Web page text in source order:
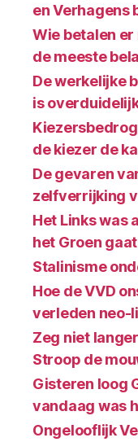
en Verhagens
Wie betalen er
de meeste
De werkelijke
is
de kiezer de
De gevaren
zelfverrijking
Het Links was
het Groen
Stalinisme
Hoe de VVD
verleden neo-
Zeg niet
Stroop de
Gisteren loog
vandaag was
Ongelooflijk